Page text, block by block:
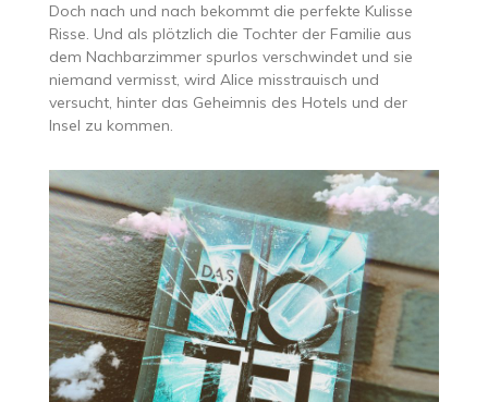
Doch nach und nach bekommt die perfekte Kulisse
Risse. Und als plötzlich die Tochter der Familie aus
dem Nachbarzimmer spurlos verschwindet und sie
niemand vermisst, wird Alice misstrauisch und
versucht, hinter das Geheimnis des Hotels und der
Insel zu kommen.